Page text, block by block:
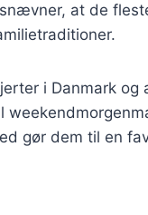
at de
i Danmark og
gør dem til en